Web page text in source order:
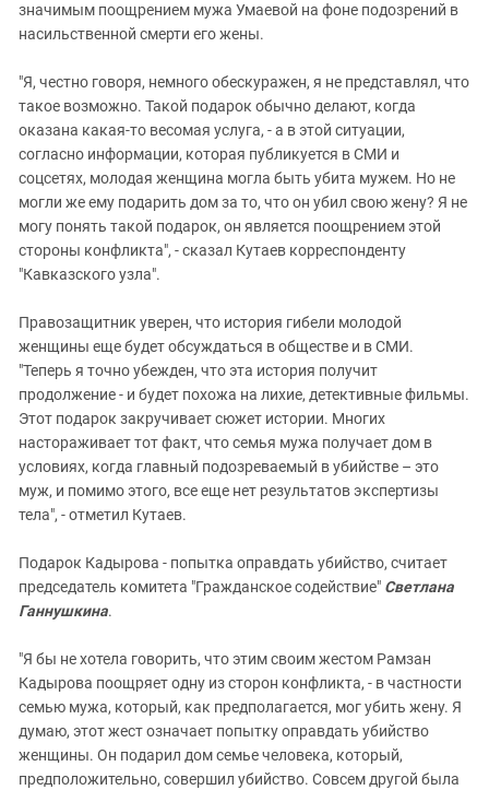
значимым поощрением мужа Умаевой на фоне подозрений в
насильственной смерти его жены.
"Я, честно говоря, немного обескуражен, я не представлял, что
такое возможно. Такой подарок обычно делают, когда
оказана какая-то весомая услуга, - а в этой ситуации,
согласно информации, которая публикуется в СМИ и
соцсетях, молодая женщина могла быть убита мужем. Но не
могли же ему подарить дом за то, что он убил свою жену? Я не
могу понять такой подарок, он является поощрением этой
стороны конфликта", - сказал Кутаев корреспонденту
"Кавказского узла".
Правозащитник уверен, что история гибели молодой
женщины еще будет обсуждаться в обществе и в СМИ.
"Теперь я точно убежден, что эта история получит
продолжение - и будет похожа на лихие, детективные фильмы.
Этот подарок закручивает сюжет истории. Многих
настораживает тот факт, что семья мужа получает дом в
условиях, когда главный подозреваемый в убийстве – это
муж, и помимо этого, все еще нет результатов экспертизы
тела", - отметил Кутаев.
Подарок Кадырова - попытка оправдать убийство, считает
председатель комитета "Гражданское содействие" Светлана
Ганнушкина.
"Я бы не хотела говорить, что этим своим жестом Рамзан
Кадырова поощряет одну из сторон конфликта, - в частности
семью мужа, который, как предполагается, мог убить жену. Я
думаю, этот жест означает попытку оправдать убийство
женщины. Он подарил дом семье человека, который,
предположительно, совершил убийство. Совсем другой была